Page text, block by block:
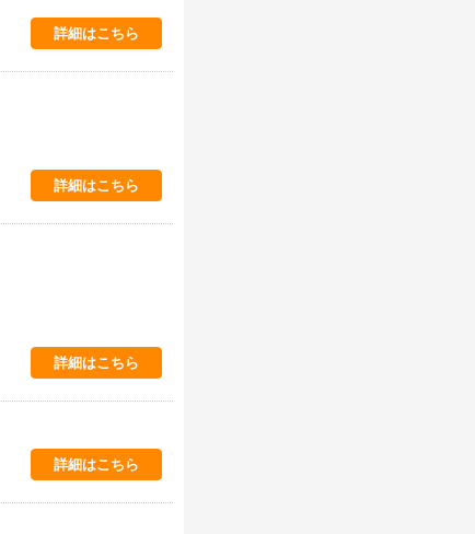
詳細はこちら
詳細はこちら
詳細はこちら
詳細はこちら